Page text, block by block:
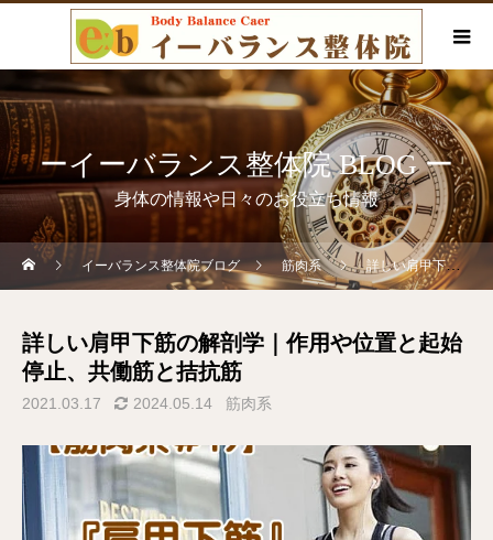
ーイーバランス整体院 BLOG ー
身体の情報や日々のお役立ち情報
イーバランス整体院ブログ 筋肉系 詳しい肩甲下筋の解剖学｜作用や位置と起始停止、共働筋と拮抗筋
詳しい肩甲下筋の解剖学｜作用や位置と起始
停止、共働筋と拮抗筋
2021.03.17 2024.05.14 筋肉系